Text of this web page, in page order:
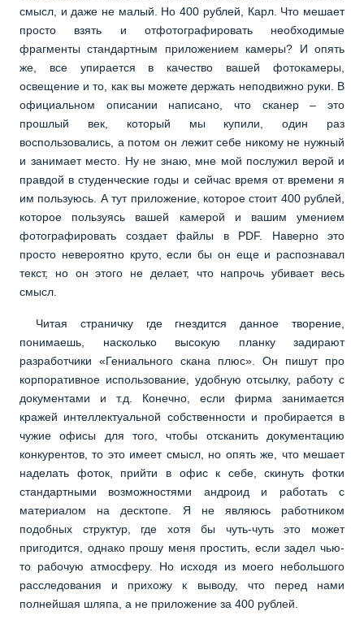
смысл, и даже не малый. Но 400 рублей, Карл. Что мешает
просто взять и отфотографировать необходимые
фрагменты стандартным приложением камеры? И опять
же, все упирается в качество вашей фотокамеры,
освещение и то, как вы можете держать неподвижно руки. В
официальном описании написано, что сканер – это
прошлый век, который мы купили, один раз
воспользовались, а потом он лежит себе никому не нужный
и занимает место. Ну не знаю, мне мой послужил верой и
правдой в студенческие годы и сейчас время от времени я
им пользуюсь. А тут приложение, которое стоит 400 рублей,
которое пользуясь вашей камерой и вашим умением
фотографировать создает файлы в PDF. Наверно это
просто невероятно круто, если бы он еще и распознавал
текст, но он этого не делает, что напрочь убивает весь
смысл.
Читая страничку где гнездится данное творение,
понимаешь, насколько высокую планку задирают
разработчики «Гениального скана плюс». Он пишут про
корпоративное использование, удобную отсылку, работу с
документами и т.д. Конечно, если фирма занимается
кражей интеллектуальной собственности и пробирается в
чужие офисы для того, чтобы отсканить документацию
конкурентов, то это имеет смысл, но опять же, что мешает
наделать фоток, прийти в офис к себе, скинуть фотки
стандартными возможностями андроид и работать с
материалом на десктопе. Я не являюсь работником
подобных структур, где хотя бы чуть-чуть это может
пригодится, однако прошу меня простить, если задел чью-
то рабочую атмосферу. Но исходя из моего небольшого
расследования и прихожу к выводу, что перед нами
полнейшая шляпа, а не приложение за 400 рублей.